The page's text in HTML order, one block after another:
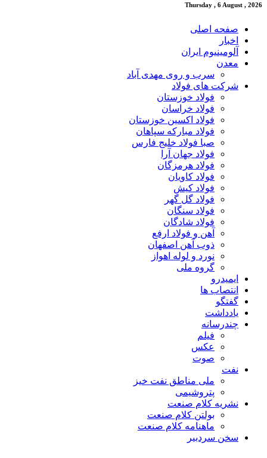
Thursday , 6 August , 2026
صفحه اصلی
اخبار
آلومینیوم ایران
معدن
سرب و روی مهدی آباد
شرکت های فولاد
فولاد خوزستان
فولاد خراسان
فولاد اکسین خوزستان
فولاد مبارکه سپاهان
صبا فولاد خلیج فارس
فولاد جهان آرا
فولاد هرمزگان
فولاد کاویان
فولاد کیش
فولاد گل گهر
فولاد سنگان
فولاد شادگان
آهن و فولاد ارفع
ذوب آهن اصفهان
نورد و لوله اهواز
گروه ملی
ایمیدرو
انتصاب ها
گفتگو
یادداشت
چندرسانه
فیلم
عکس
صوت
نفت
ملی مناطق نفت خیز
پتروشیمی
نشریه کلام صنعت
بولتن کلام صنعت
ماهنامه کلام صنعت
سخن سردبیر